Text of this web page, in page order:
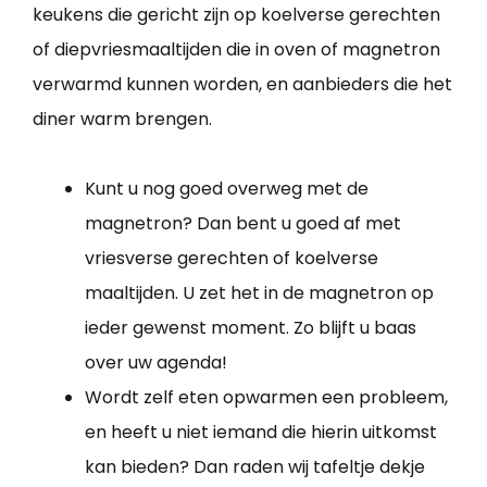
keukens die gericht zijn op koelverse gerechten
of diepvriesmaaltijden die in oven of magnetron
verwarmd kunnen worden, en aanbieders die het
diner warm brengen.
Kunt u nog goed overweg met de
magnetron? Dan bent u goed af met
vriesverse gerechten of koelverse
maaltijden. U zet het in de magnetron op
ieder gewenst moment. Zo blijft u baas
over uw agenda!
Wordt zelf eten opwarmen een probleem,
en heeft u niet iemand die hierin uitkomst
kan bieden? Dan raden wij tafeltje dekje